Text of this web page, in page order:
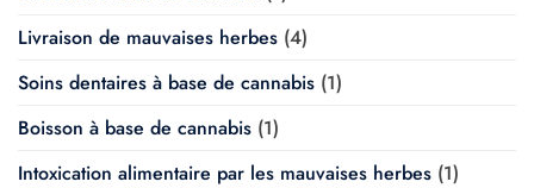
Livraison de mauvaises herbes (4)
Soins dentaires à base de cannabis (1)
Boisson à base de cannabis (1)
Intoxication alimentaire par les mauvaises herbes (1)